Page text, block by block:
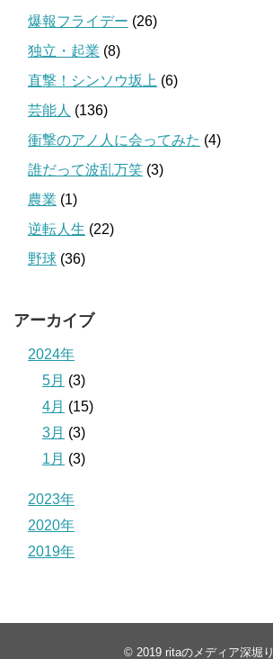
爆報フライデー (26)
独立・起業 (8)
直撃！シンソウ坂上 (6)
芸能人 (136)
衝撃のアノ人に会ってみた (4)
誰だって波乱万笑 (3)
農業 (1)
逆転人生 (22)
野球 (36)
アーカイブ
2024年
5月 (3)
4月 (15)
3月 (3)
1月 (3)
2023年
2020年
2019年
© 2019 ritaのメディア深堀り